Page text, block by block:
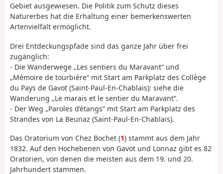
Gebiet ausgewiesen. Die Politik zum Schutz dieses
Naturerbes hat die Erhaltung einer bemerkenswerten
Artenvielfalt ermöglicht.
Drei Entdeckungspfade sind das ganze Jahr über frei
zugänglich:
- Die Wanderwege „Les sentiers du Maravant“ und
„Mémoire de tourbière“ mit Start am Parkplatz des Collège
du Pays de Gavot (Saint-Paul-En-Chablais): siehe die
Wanderung „Le marais et le sentier du Maravant“.
- Der Weg „Paroles d’étangs“ mit Start am Parkplatz des
Strandes von La Beunaz (Saint-Paul-En-Chablais).
Das Oratorium von Chez Bochet (1) stammt aus dem Jahr
1832. Auf den Hochebenen von Gavot und Lonnaz gibt es 82
Oratorien, von denen die meisten aus dem 19. und 20.
Jahrhundert stammen.